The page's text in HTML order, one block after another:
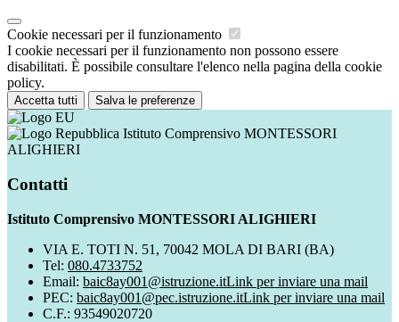
Cookie necessari per il funzionamento
I cookie necessari per il funzionamento non possono essere
disabilitati. È possibile consultare l'elenco nella pagina della cookie
policy.
Accetta tutti Salva le preferenze
Istituto Comprensivo MONTESSORI
ALIGHIERI
Contatti
Istituto Comprensivo MONTESSORI ALIGHIERI
VIA E. TOTI N. 51, 70042 MOLA DI BARI (BA)
Tel: 080.4733752
Email: baic8ay001@istruzione.itLink per inviare una mail
PEC: baic8ay001@pec.istruzione.itLink per inviare una mail
C.F.: 93549020720